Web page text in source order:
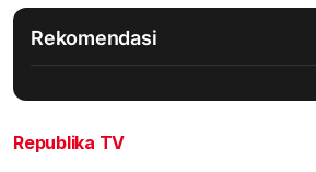
Rekomendasi
Republika TV